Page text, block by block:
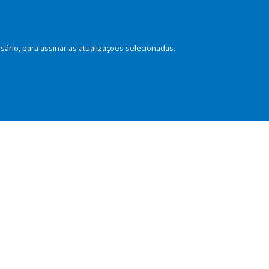
para assinar as atualizações selecionadas.